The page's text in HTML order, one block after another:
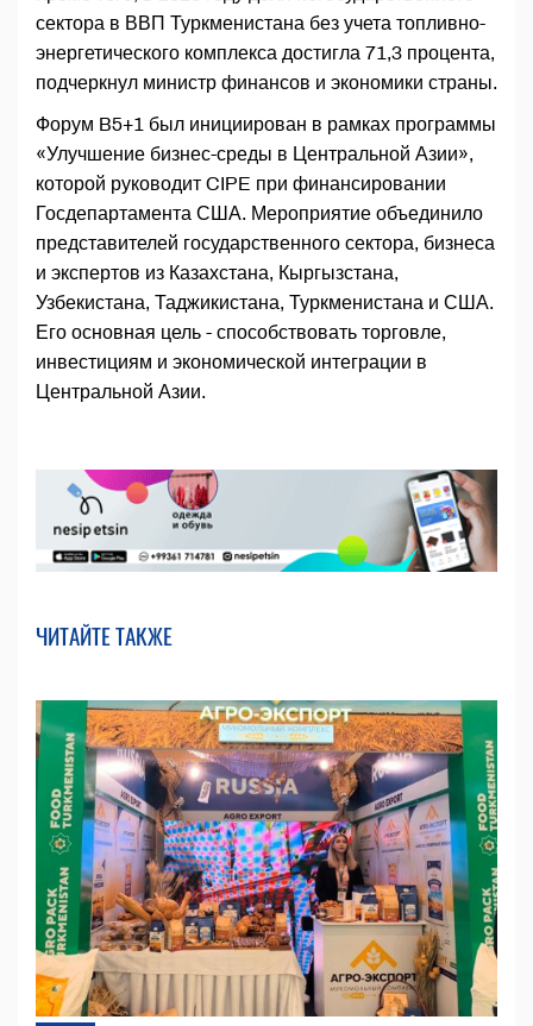
сектора в ВВП Туркменистана без учета топливно-
энергетического комплекса достигла 71,3 процента,
подчеркнул министр финансов и экономики страны.
Форум B5+1 был инициирован в рамках программы
«Улучшение бизнес-среды в Центральной Азии»,
которой руководит CIPE при финансировании
Госдепартамента США. Мероприятие объединило
представителей государственного сектора, бизнеса
и экспертов из Казахстана, Кыргызстана,
Узбекистана, Таджикистана, Туркменистана и США.
Его основная цель - способствовать торговле,
инвестициям и экономической интеграции в
Центральной Азии.
ЧИТАЙТЕ ТАКЖЕ